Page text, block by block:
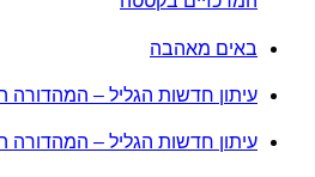
באים מאהבה
עיתון חדשות הגליל – המהדורה
עיתון חדשות הגליל – המהדורה